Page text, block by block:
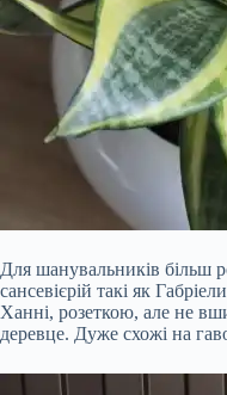
Для шанувальників більш
сансевієрій такі як
Ханні, розеткою, але не
деревце. Дуже схожі на